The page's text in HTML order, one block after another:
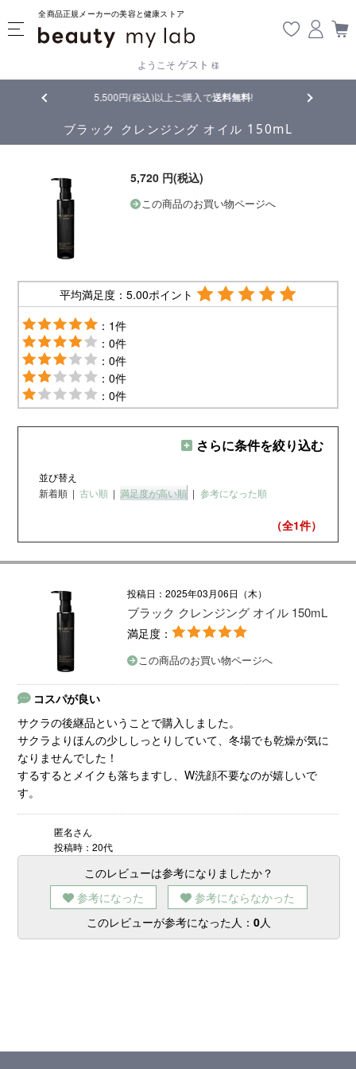
全商品正規メーカーの美容と健康ストア
ようこそ ゲスト 様
円(税込)以上ご購入で送料無料! 【重要】熊本地震の影響により遅延
ブラック クレンジング オイル 150mL
5,720 円(税込)
この商品のお買い物ページへ
平均満足度：5.00ポイント
：1件
：0件
：0件
：0件
：0件
さらに条件を絞り込む
並び替え
新着順 | 古い順 | 満足度が高い順 | 参考になった順
（全1件）
投稿日：2025年03月06日（木）
ブラック クレンジング オイル 150mL
満足度：
この商品のお買い物ページへ
コスパが良い
サクラの後継品ということで購入しました。
サクラよりほんの少ししっとりしていて、冬場でも乾燥が気に
なりませんでした！
するするとメイクも落ちますし、W洗顔不要なのが嬉しいで
す。
匿名さん
投稿時：20代
このレビューは参考になりましたか？
参考になった
参考にならなかった
このレビューが参考になった人： 0人